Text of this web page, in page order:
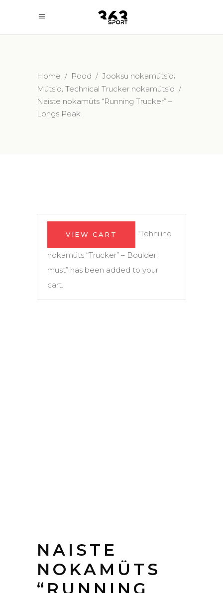
Home / Pood / Jooksu nokamütsid,
Mütsid Technical Trucker nokamütsid /
Naiste nokamüts “Running Trucker” –
Longs Peak
VIEW CART “Tehniline
nokamüts “Trucker” – Boulder,
must” has been added to your
cart.
NAISTE
NOKAMÜTS
“RUNNING